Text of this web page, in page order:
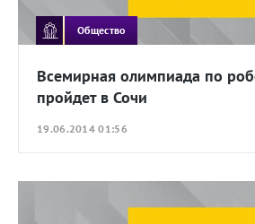
Общество
Всемирная олимпиада по
пройдет в Сочи
19.06.2014 01:56